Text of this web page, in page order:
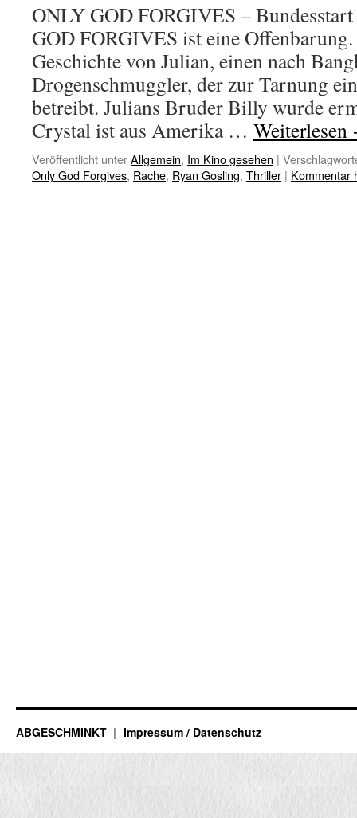
ONLY GOD FORGIVES –
GOD FORGIVES ist eine
Geschichte von Julian, einen nach
Drogenschmuggler, der zur Tarnung
betreibt. Julians Bruder Billy wurde
Crystal ist aus Amerika … Weiterlesen
Veröffentlicht unterAllgemein, Im Kino gesehen |
Only God Forgives, Rache, Ryan Gosling, Thriller | Kommentar
ABGESCHMINKT Impressum / Datenschutz